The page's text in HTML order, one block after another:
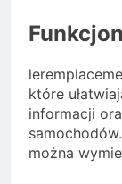
które
informacji
można